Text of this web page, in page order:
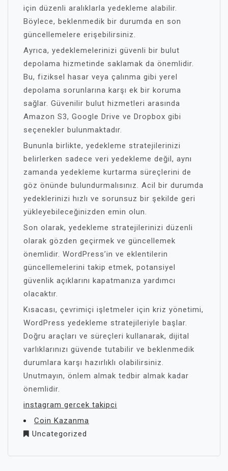
için düzenli aralıklarla yedekleme alabilir.
Böylece, beklenmedik bir durumda en son
güncellemelere erişebilirsiniz.
Ayrıca, yedeklemelerinizi güvenli bir bulut
depolama hizmetinde saklamak da önemlidir.
Bu, fiziksel hasar veya çalınma gibi yerel
depolama sorunlarına karşı ek bir koruma
sağlar. Güvenilir bulut hizmetleri arasında
Amazon S3, Google Drive ve Dropbox gibi
seçenekler bulunmaktadır.
Bununla birlikte, yedekleme stratejilerinizi
belirlerken sadece veri yedekleme değil, aynı
zamanda yedekleme kurtarma süreçlerini de
göz önünde bulundurmalısınız. Acil bir durumda
yedeklerinizi hızlı ve sorunsuz bir şekilde geri
yükleyebileceğinizden emin olun.
Son olarak, yedekleme stratejilerinizi düzenli
olarak gözden geçirmek ve güncellemek
önemlidir. WordPress’in ve eklentilerin
güncellemelerini takip etmek, potansiyel
güvenlik açıklarını kapatmanıza yardımcı
olacaktır.
Kısacası, çevrimiçi işletmeler için kriz yönetimi,
WordPress yedekleme stratejileriyle başlar.
Doğru araçları ve süreçleri kullanarak, dijital
varlıklarınızı güvende tutabilir ve beklenmedik
durumlara karşı hazırlıklı olabilirsiniz.
Unutmayın, önlem almak tedbir almak kadar
önemlidir.
instagram gercek takipci
Coin Kazanma
Uncategorized